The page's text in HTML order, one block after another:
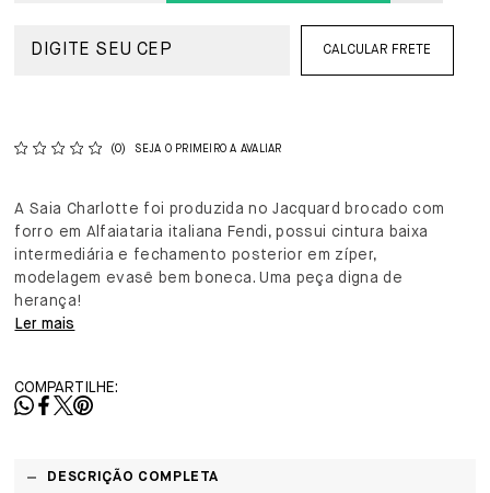
CALCULAR FRETE
(0) SEJA O PRIMEIRO A AVALIAR
A Saia Charlotte foi produzida no Jacquard brocado com
forro em Alfaiataria italiana Fendi, possui cintura baixa
intermediária e fechamento posterior em zíper,
modelagem evasê bem boneca. Uma peça digna de
herança!
Ler mais
COMPARTILHE:
DESCRIÇÃO COMPLETA